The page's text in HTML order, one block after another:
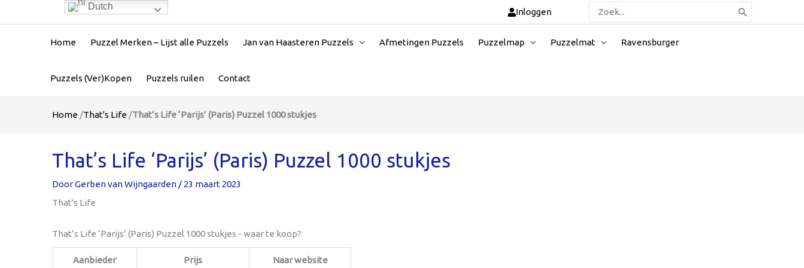
Inloggen
Zoeken
naar:
Home Puzzel Merken – Lijst alle Puzzels Jan van Haasteren Puzzels Afmetingen Puzzels Puzzelmap Puzzelmat Ravensburger
Puzzels (Ver)Kopen Puzzels ruilen Contact
Home /That's Life /That’s Life ‘Parijs’ (Paris) Puzzel 1000 stukjes
That’s Life ‘Parijs’ (Paris) Puzzel 1000 stukjes
DoorGerben van Wijngaarden / 23 maart 2023
That's Life
That’s Life ‘Parijs’ (Paris) Puzzel 1000 stukjes - waar te koop?
Aanbieder Prijs Naar website
Dutch